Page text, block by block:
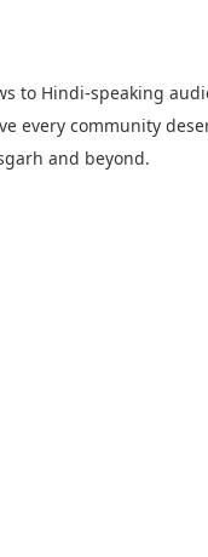
to Hindi-speaking
every community
and beyond.